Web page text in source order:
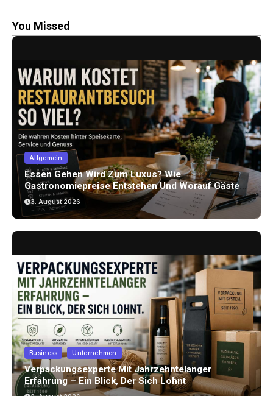
You Missed
Allgemein
Essen Gehen Wird Zum Luxus? Wie
Gastronomiepreise Entstehen Und Worauf Gäste
Achten Können
3. August 2026
Business Unternehmen
Verpackungsexperte Mit Jahrzehntelanger
Erfahrung – Ein Blick, Der Sich Lohnt